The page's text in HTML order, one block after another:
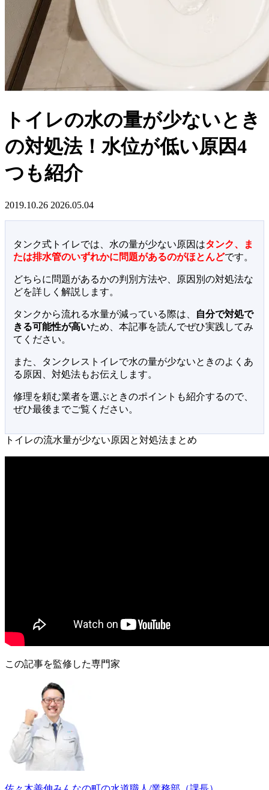
トイレの水の量が少ないとき
の対処法！水位が低い原因4
つも紹介
2019.10.26 2026.05.04
タンク式トイレでは、水の量が少ない原因はタンク、ま
たは排水管のいずれかに問題があるのがほとんどです。
どちらに問題があるかの判別方法や、原因別の対処法な
どを詳しく解説します。
タンクから流れる水量が減っている際は、
自分で対処で
きる可能性が高いため、本記事を読んでぜひ実践してみ
てください。
また、タンクレストイレで水の量が少ないときのよくあ
る原因、対処法もお伝えします。
修理を頼む業者を選ぶときのポイントも紹介するので、
ぜひ最後までご覧ください。
トイレの流水量が少ない原因と対処法まとめ
この記事を監修した専門家